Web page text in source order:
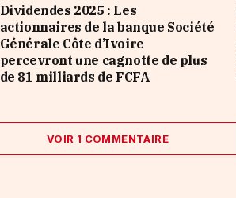
Dividendes 2025 : Les
actionnaires de la banque Société
Générale Côte d’Ivoire
percevront une cagnotte de plus
de 81 milliards de FCFA
VOIR 1 COMMENTAIRE